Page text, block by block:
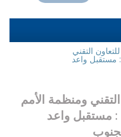
التقني
: مستقبل واعد
التقني ومنظمة الأمم
: مستقبل واعد